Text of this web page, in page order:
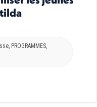
, PROGRAMMES,